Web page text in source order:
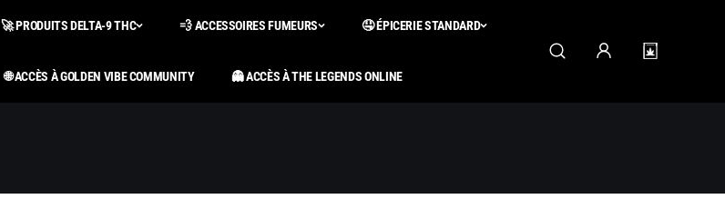
🚀 PRODUITS DELTA-9 THC 💨 ACCESSOIRES FUMEURS 🤤 ÉPICERIE STANDARD
🌐 ACCÈS À GOLDEN VIBE COMMUNITY 👻 ACCÈS À THE LEGENDS ONLINE